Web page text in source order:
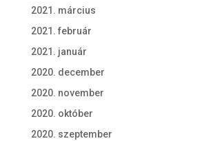
2021. március
2021. február
2021. január
2020. december
2020. november
2020. október
2020. szeptember